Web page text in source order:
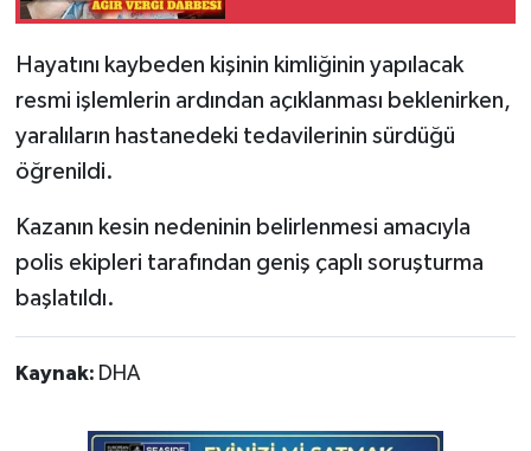
Hayatını kaybeden kişinin kimliğinin yapılacak
resmi işlemlerin ardından açıklanması beklenirken,
yaralıların hastanedeki tedavilerinin sürdüğü
öğrenildi.
Kazanın kesin nedeninin belirlenmesi amacıyla
polis ekipleri tarafından geniş çaplı soruşturma
başlatıldı.
Kaynak: DHA